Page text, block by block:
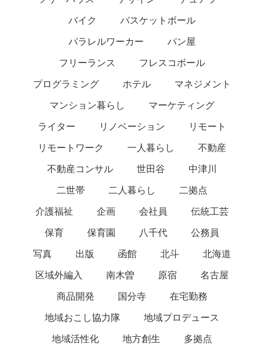
バイク バスケットボール
パラレルワーカー パン屋
フリーランス フレスコボール
プログラミング ホテル マネジメント
マンション暮らし マーケティング
ライター リノベーション リモート
リモートワーク 一人暮らし 不動産
不動産コンサル 世田谷 中津川
二世帯 二人暮らし 二拠点
介護福祉 企画 会社員 伝統工芸
保育 保育園 八千代 公務員
写真 出版 函館 北斗 北海道
区域外編入 南木曽 原宿 名古屋
商品開発 国分寺 在宅勤務
地域おこし協力隊 地域プロデュース
地域活性化 地方創生 多拠点